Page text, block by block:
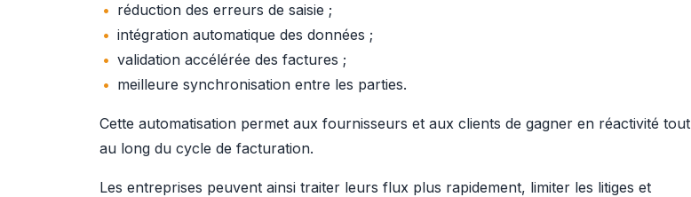
réduction des erreurs de saisie ;
intégration automatique des données ;
validation accélérée des factures ;
meilleure synchronisation entre les parties.
Cette automatisation permet aux fournisseurs et aux clients de gagner en réactivité tout
au long du cycle de facturation.
Les entreprises peuvent ainsi traiter leurs flux plus rapidement, limiter les litiges et